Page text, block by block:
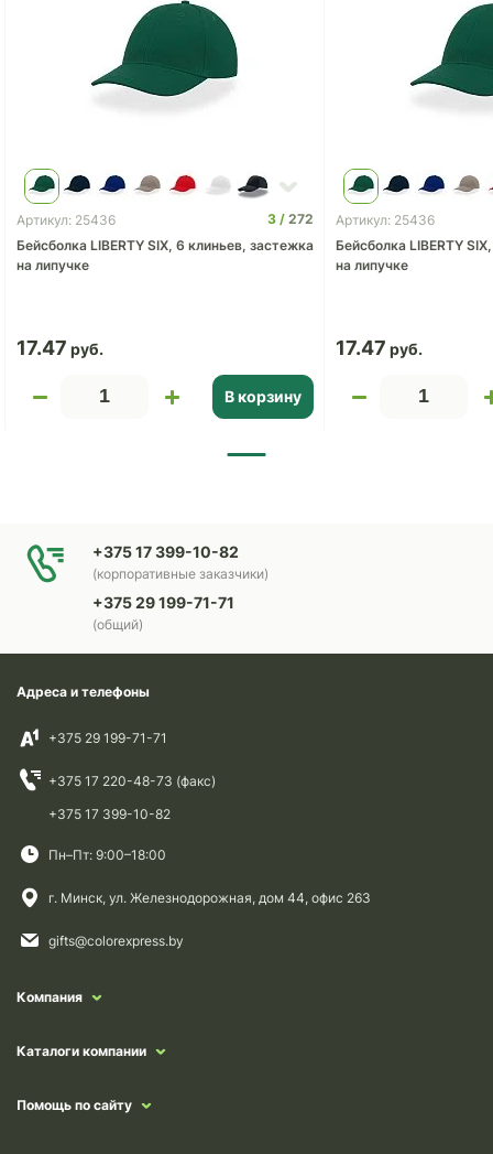
Артикул: 25436 3
272
Бейсболка LIBERTY SIX, 6 клиньев, застежка
на липучке
17.47
В корзину
Артикул: 25436
Бейсболка LIBERTY
на липучке
17.47
+375 17 399-10-82
(корпоративные заказчики)
+375 29 199-71-71
(общий)
Адреса и телефоны
+375 29 199-71-71
+375 17 220-48-73 (факс)
+375 17 399-10-82
Пн–Пт: 9:00–18:00
г. Минск, ул. Железнодорожная, дом 44, офис 263
gifts@colorexpress.by
Компания
Каталоги компании
Помощь по сайту